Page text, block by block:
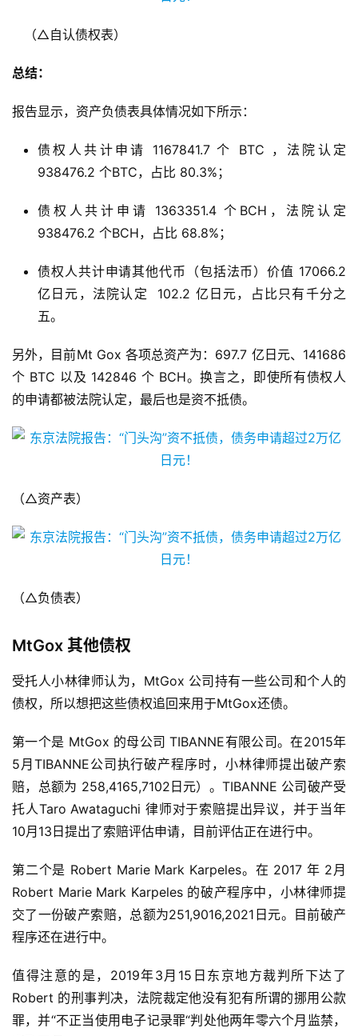
（△自认债权表）
总结：
报告显示，资产负债表具体情况如下所示：
债权人共计申请 1167841.7 个 BTC ，法院认定
938476.2 个BTC，占比 80.3%；
债权人共计申请 1363351.4 个BCH，法院认定
938476.2 个BCH，占比 68.8%；
债权人共计申请其他代币（包括法币）价值 17066.2
亿日元，法院认定 102.2 亿日元，占比只有千分之
五。
另外，目前Mt Gox 各项总资产为：697.7 亿日元、141686
个 BTC 以及 142846 个 BCH。换言之，即使所有债权人
的申请都被法院认定，最后也是资不抵债。
（△资产表）
（△负债表）
MtGox 其他债权
受托人小林律师认为，MtGox 公司持有一些公司和个人的
债权，所以想把这些债权追回来用于MtGox还债。
第一个是 MtGox 的母公司 TIBANNE有限公司。在2015年
5月TIBANNE公司执行破产程序时，小林律师提出破产索
赔，总额为 258,4165,7102日元）。TIBANNE 公司破产受
托人Taro Awataguchi 律师对于索赔提出异议，并于当年
10月13日提出了索赔评估申请，目前评估正在进行中。
第二个是 Robert Marie Mark Karpeles。在 2017 年 2月
Robert Marie Mark Karpeles 的破产程序中，小林律师提
交了一份破产索赔，总额为251,9016,2021日元。目前破产
程序还在进行中。
值得注意的是，2019年3月15日东京地方裁判所下达了
Robert 的刑事判决，法院裁定他没有犯有所谓的挪用公款
罪，并“不正当使用电子记录罪“判处他两年零六个月监禁，